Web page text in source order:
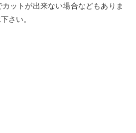
ットが出来ない場合などもありま
さい。